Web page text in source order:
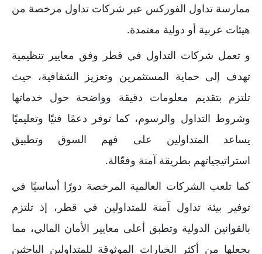
ممارسة تداول الفوركس عبر شركات تداول مرخصة من
هيئات عربية أو دولية معتمدة.
و تعمل شركات التداول في قطر وفق معايير تنظيمية
تهدف إلى حماية المستثمرين وتعزيز الشفافية، حيث
تلتزم بتقديم معلومات دقيقة وواضحة حول خدماتها
وشروط التداول والرسوم، كما توفر دعمًا فنيًا وتعليميًا
يساعد المتداولين على فهم السوق وتطبيق
استراتيجياتهم بطريقة آمنة وفعّالة.
كما تلعب الشركات العالمية المرخصة دورًا أساسيًا في
توفير بيئة تداول آمنة للمتداولين في قطر، إذ تلتزم
بالقوانين الدولية وتطبق أعلى معايير الأمان المالي، مما
يجعلها من أكثر الخيارات الموثوقة للمتداولين الباحثين